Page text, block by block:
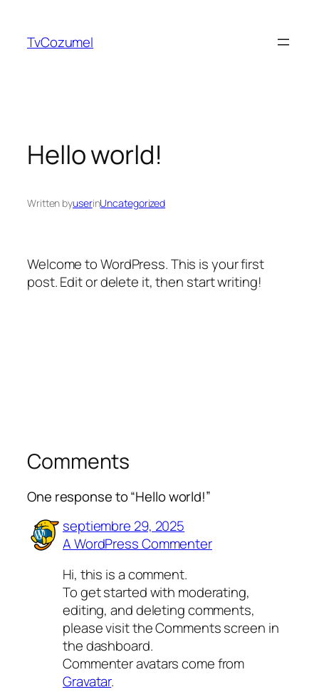
TvCozumel
Hello world!
Written byuserinUncategorized
Welcome to WordPress. This is your first
post. Edit or delete it, then start writing!
Comments
One response to “Hello world!”
septiembre 29, 2025
A WordPress Commenter
Hi, this is a comment.
To get started with moderating,
editing, and deleting comments,
please visit the Comments screen in
the dashboard.
Commenter avatars come from
Gravatar.